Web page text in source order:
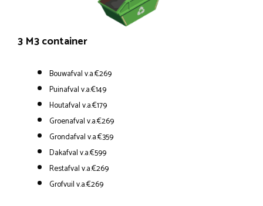
3 M3 container
Bouwafval v.a.€269
Puinafval v.a.€149
Houtafval v.a.€179
Groenafval v.a.€269
Grondafval v.a.€359
Dakafval v.a.€599
Restafval v.a.€269
Grofvuil v.a.€269